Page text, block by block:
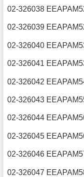
02-326038
02-326039
02-326040
02-326041
02-326042
02-326043
02-326044
02-326045
02-326046
02-326047